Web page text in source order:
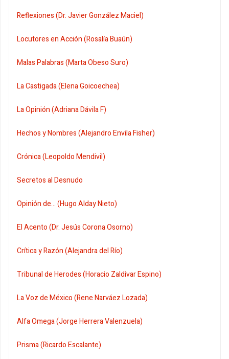
Reflexiones (Dr. Javier González Maciel)
Locutores en Acción (Rosalía Buaún)
Malas Palabras (Marta Obeso Suro)
La Castigada (Elena Goicoechea)
La Opinión (Adriana Dávila F)
Hechos y Nombres (Alejandro Envila Fisher)
Crónica (Leopoldo Mendivil)
Secretos al Desnudo
Opinión de... (Hugo Alday Nieto)
El Acento (Dr. Jesús Corona Osorno)
Crítica y Razón (Alejandra del Río)
Tribunal de Herodes (Horacio Zaldivar Espino)
La Voz de México (Rene Narváez Lozada)
Alfa Omega (Jorge Herrera Valenzuela)
Prisma (Ricardo Escalante)